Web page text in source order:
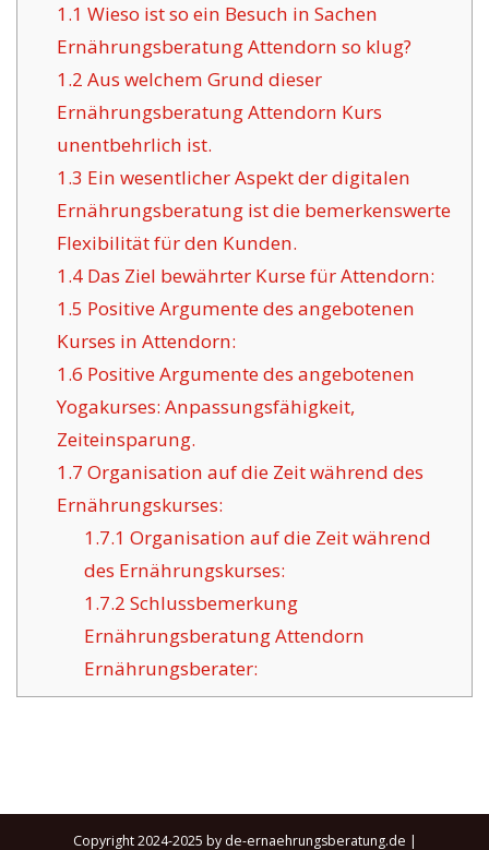
1.1 Wieso ist so ein Besuch in Sachen
Ernährungsberatung Attendorn so klug?
1.2 Aus welchem Grund dieser
Ernährungsberatung Attendorn Kurs
unentbehrlich ist.
1.3 Ein wesentlicher Aspekt der digitalen
Ernährungsberatung ist die bemerkenswerte
Flexibilität für den Kunden.
1.4Das Ziel bewährter Kurse für Attendorn:
1.5 Positive Argumente des angebotenen
Kurses in Attendorn:
1.6 Positive Argumente des angebotenen
Yogakurses: Anpassungsfähigkeit,
Zeiteinsparung.
1.7 Organisation auf die Zeit während des
Ernährungskurses:
1.7.1 Organisation auf die Zeit während
des Ernährungskurses:
1.7.2 Schlussbemerkung
Ernährungsberatung Attendorn
Ernährungsberater:
Copyright 2024-2025 by de-ernaehrungsberatung.de |